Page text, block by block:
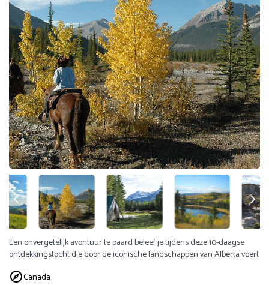
Een onvergetelijk avontuur te paard beleef je tijdens deze 10-daagse
ontdekkingstocht die door de iconische landschappen van Alberta voert
Canada